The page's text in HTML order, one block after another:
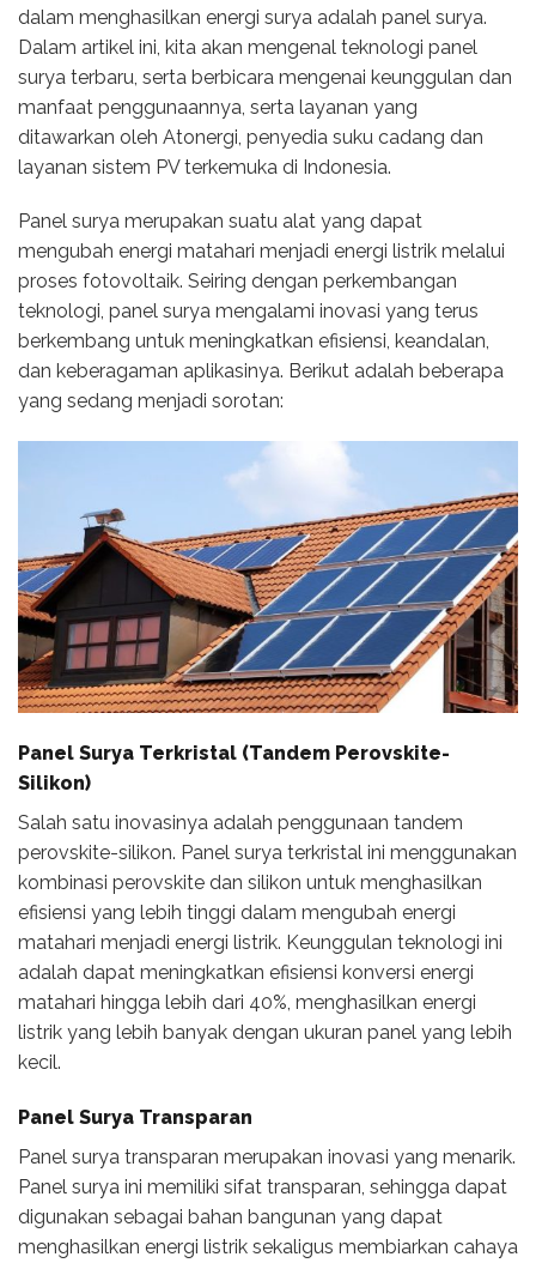
dalam menghasilkan energi surya adalah panel surya.
Dalam artikel ini, kita akan mengenal teknologi panel
surya terbaru, serta berbicara mengenai keunggulan dan
manfaat penggunaannya, serta layanan yang
ditawarkan oleh Atonergi, penyedia suku cadang dan
layanan sistem PV terkemuka di Indonesia.
Panel surya merupakan suatu alat yang dapat
mengubah energi matahari menjadi energi listrik melalui
proses fotovoltaik. Seiring dengan perkembangan
teknologi, panel surya mengalami inovasi yang terus
berkembang untuk meningkatkan efisiensi, keandalan,
dan keberagaman aplikasinya. Berikut adalah beberapa
yang sedang menjadi sorotan:
Panel Surya Terkristal (Tandem Perovskite-
Silikon)
Salah satu inovasinya adalah penggunaan tandem
perovskite-silikon. Panel surya terkristal ini menggunakan
kombinasi perovskite dan silikon untuk menghasilkan
efisiensi yang lebih tinggi dalam mengubah energi
matahari menjadi energi listrik. Keunggulan teknologi ini
adalah dapat meningkatkan efisiensi konversi energi
matahari hingga lebih dari 40%, menghasilkan energi
listrik yang lebih banyak dengan ukuran panel yang lebih
kecil.
Panel Surya Transparan
Panel surya transparan merupakan inovasi yang menarik.
Panel surya ini memiliki sifat transparan, sehingga dapat
digunakan sebagai bahan bangunan yang dapat
menghasilkan energi listrik sekaligus membiarkan cahaya